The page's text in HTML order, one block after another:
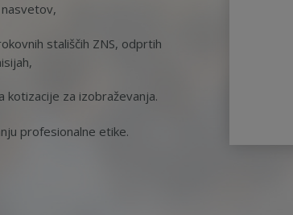
stališčih ZNS, odprtih
kotizacije za izobraževanja.
profesionalne etike.